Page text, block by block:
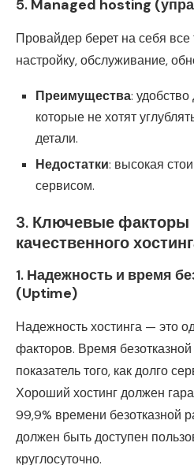
5. Managed hosting
Провайдер берет на себя
настройку, обслуживание,
Преимущества:
которые не хотят
детали.
Недостатки: высокая
сервисом.
3. Ключевые факторы
качественного
1. Надежность и время
(Uptime)
Надежность хостинга — это
факторов. Время
показатель того, как долго
Хороший хостинг должен
99,9% времени безотказной
должен быть доступен
круглосуточно.